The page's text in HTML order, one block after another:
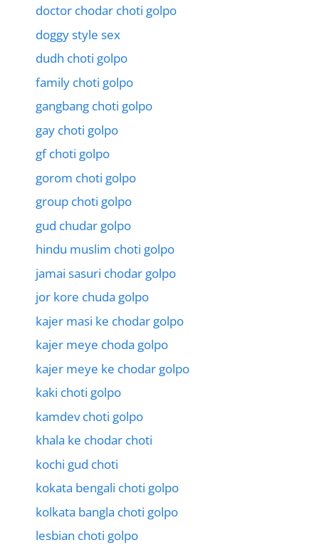
doctor chodar choti golpo
doggy style sex
dudh choti golpo
family choti golpo
gangbang choti golpo
gay choti golpo
gf choti golpo
gorom choti golpo
group choti golpo
gud chudar golpo
hindu muslim choti golpo
jamai sasuri chodar golpo
jor kore chuda golpo
kajer masi ke chodar golpo
kajer meye choda golpo
kajer meye ke chodar golpo
kaki choti golpo
kamdev choti golpo
khala ke chodar choti
kochi gud choti
kokata bengali choti golpo
kolkata bangla choti golpo
lesbian choti golpo